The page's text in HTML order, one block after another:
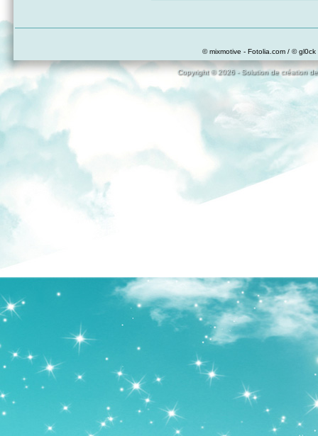
© mixmotive - Fotolia.com / ©
Copyright © 2026 - Solution de création